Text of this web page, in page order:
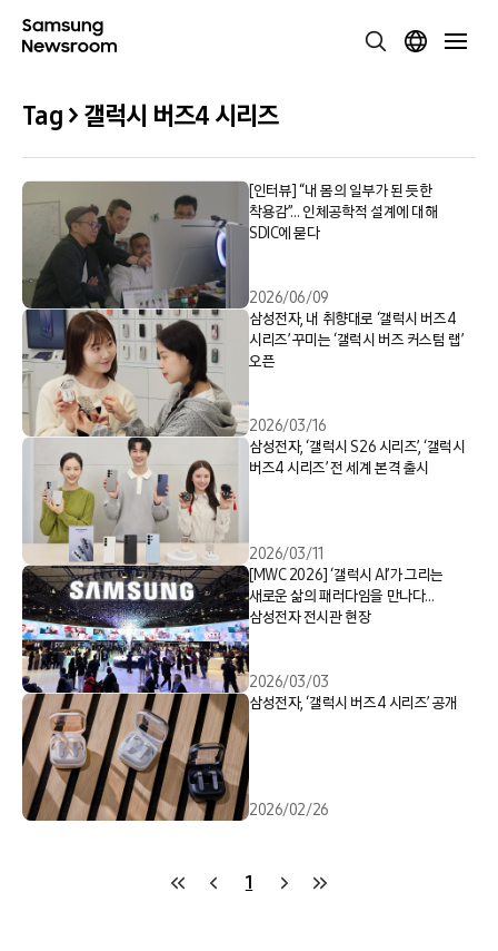
Tag > 갤럭시 버즈4 시리즈
[인터뷰] “내 몸의 일부가 된 듯한
착용감”… 인체공학적 설계에 대해
SDIC에 묻다
2026/06/09
삼성전자, 내 취향대로 ‘갤럭시 버즈4
시리즈’ 꾸미는 ‘갤럭시 버즈 커스텀 랩’
오픈
2026/03/16
삼성전자, ‘갤럭시 S26 시리즈’, ‘갤럭시
버즈4 시리즈’ 전 세계 본격 출시
2026/03/11
[MWC 2026] ‘갤럭시 AI’가 그리는
새로운 삶의 패러다임을 만나다…
삼성전자 전시관 현장
2026/03/03
삼성전자, ‘갤럭시 버즈4 시리즈’ 공개
2026/02/26
1